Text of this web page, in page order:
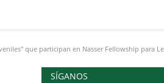
que participan en Nasser Fellowship para
SÍGANOS